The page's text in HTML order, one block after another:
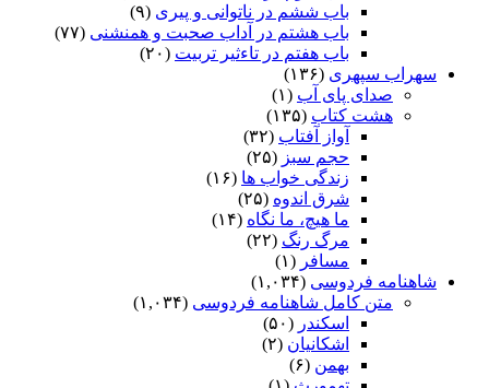
باب ششم در ناتوانى و پیرى (۹)
باب هشتم در آداب صحبت و همنشنى (۷۷)
باب هفتم در تاءثیر تربیت (۲۰)
سهراب سپهری (۱۳۶)
صدای پای آب (۱)
هشت کتاب (۱۳۵)
آواز آفتاب (۳۲)
حجم سبز (۲۵)
زندگی خواب ها (۱۶)
شرق اندوه (۲۵)
ما هیچ، ما نگاه (۱۴)
مرگ رنگ (۲۲)
مسافر (۱)
شاهنامه فردوسی (۱,۰۳۴)
متن کامل شاهنامه فردوسی (۱,۰۳۴)
اسکندر (۵۰)
اشکانیان (۲)
بهمن (۶)